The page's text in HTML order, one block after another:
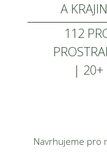
A
112
| 20+
Navrhujeme pro